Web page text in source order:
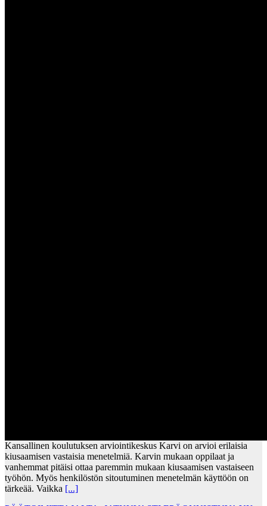
Kansallinen koulutuksen arviointikeskus Karvi on arvioi erilaisia
kiusaamisen vastaisia menetelmiä. Karvin mukaan oppilaat ja
vanhemmat pitäisi ottaa paremmin mukaan kiusaamisen vastaiseen
työhön. Myös henkilöstön sitoutuminen menetelmän käyttöön on
tärkeää. Vaikka [...]